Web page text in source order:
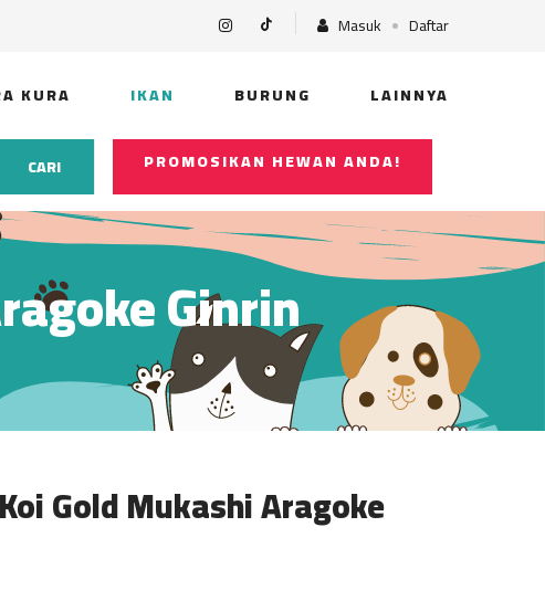
Masuk Daftar
KURA IKAN BURUNG LAINNYA
CARI PROMOSIKAN HEWAN ANDA!
Ginrin
Gold Mukashi Aragoke